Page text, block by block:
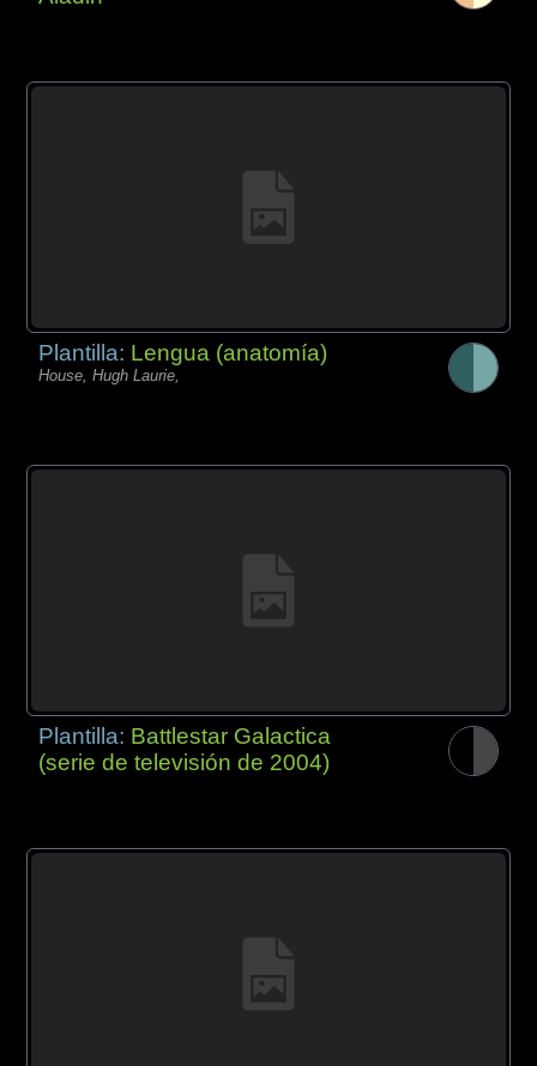
Plantilla: Lengua (anatomía)
House, Hugh Laurie,
Plantilla: Battlestar Galactica
(serie de televisión de 2004)